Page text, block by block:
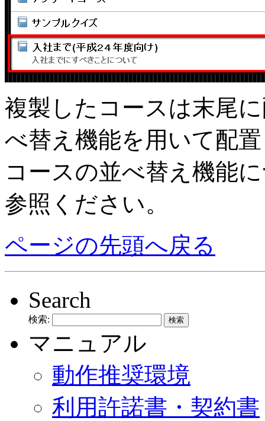
複製したコースは末尾
べ替え機能を用いて配
コースの並べ替え機能
参照ください。
ページの先頭へ戻る
Search
検索:
マニュアル
動作推奨環境
利用許諾書・契約書